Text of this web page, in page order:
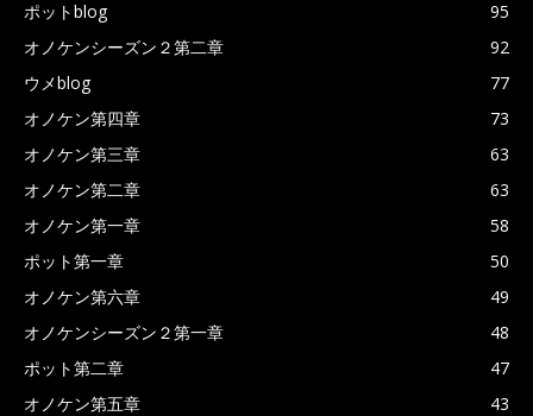
ポットblog
95
オノケンシーズン２第二章
92
ウメblog
77
オノケン第四章
73
オノケン第三章
63
オノケン第二章
63
オノケン第一章
58
ポット第一章
50
オノケン第六章
49
オノケンシーズン２第一章
48
ポット第二章
47
オノケン第五章
43